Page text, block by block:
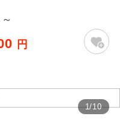
円
1/10
務し、車内での観光案内
です。
コースです。
立ち寄るコースです。